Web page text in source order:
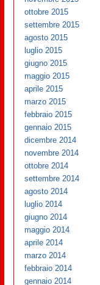
ottobre 2015
settembre 2015
agosto 2015
luglio 2015
giugno 2015
maggio 2015
aprile 2015
marzo 2015
febbraio 2015
gennaio 2015
dicembre 2014
novembre 2014
ottobre 2014
settembre 2014
agosto 2014
luglio 2014
giugno 2014
maggio 2014
aprile 2014
marzo 2014
febbraio 2014
gennaio 2014